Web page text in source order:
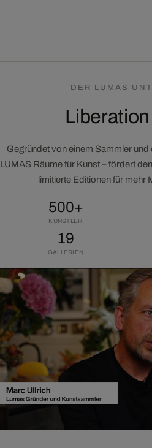
DER LUMAS
Gegründet von einem Sammler
LUMAS Räume für Kunst – fördert
limitierte Editionen für mehr
500+
KÜNSTLER
19
GALLERIEN